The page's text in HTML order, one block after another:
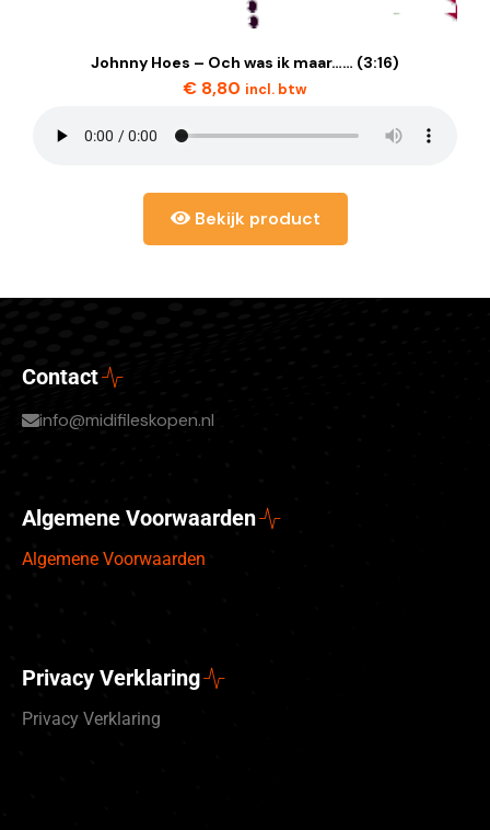
Johnny Hoes – Och was ik maar…… (3:16)
€ 8,80 incl. btw
Bekijk product
Contact
info@midifileskopen.nl
Algemene Voorwaarden
Algemene Voorwaarden
Privacy Verklaring
Privacy Verklaring